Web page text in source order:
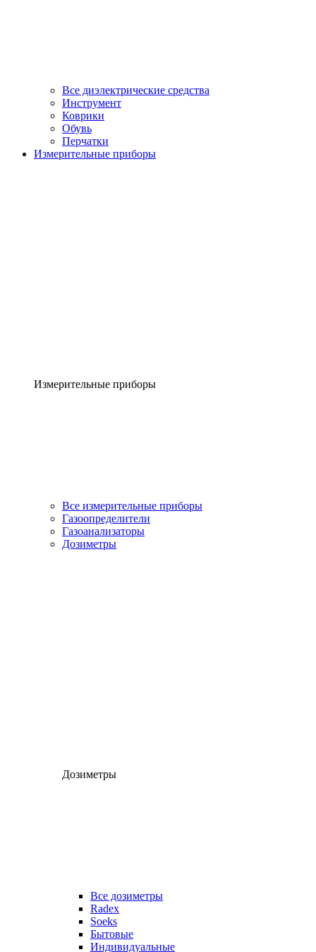
Все диэлектрические средства
Инструмент
Коврики
Обувь
Перчатки
Измерительные приборы
Измерительные приборы
Все измерительные приборы
Газоопределители
Газоанализаторы
Дозиметры
Дозиметры
Все дозиметры
Radex
Soeks
Бытовые
Индивидуальные